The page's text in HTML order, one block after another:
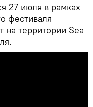
27 июля в рамках
фестиваля
территории Sea